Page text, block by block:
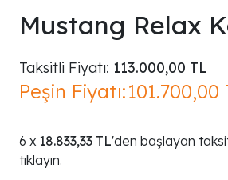
Mustang Relax
Taksitli Fiyatı: 113.000,00 TL
Peşin Fiyatı:101.700,00
18.833,33 TL'den başlayan
tıklayın.